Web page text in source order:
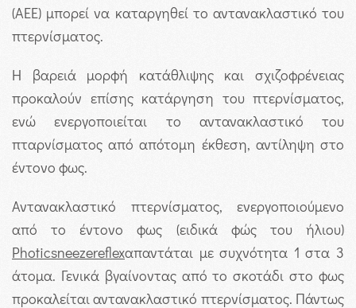
(ΑΕΕ) μπορεί να καταργηθεί το αντανακλαστικό του
πτερνίσματος.
Η βαρειά μορφή κατάθλιψης και σχιζοφρένειας
προκαλούν επίσης κατάργηση του πτερνίσματος,
ενώ ενεργοποιείται το αντανακλαστικό του
πταρνίσματος από απότομη έκθεση, αντίληψη στο
έντονο φως.
Αντανακλαστικό πτερνίσματος, ενεργοποιούμενο
από το έντονο φως (ειδικά φώς του ήλιου)
Photicsneezereflexαπαντάται με συχνότητα 1 στα 3
άτομα. Γενικά βγαίνοντας από το σκοτάδι στο φως
προκαλείται αντανακλαστικό πτερνίσματος. Πάντως